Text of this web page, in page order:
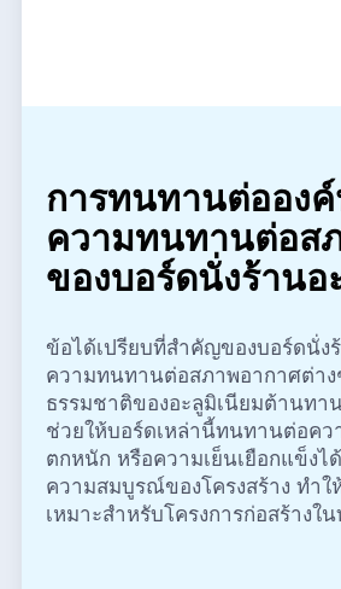
การทนทานต่ออง
ความทนทานต่อส
ของบอร์ดนั่งร้านอ
ข้อได้เปรียบที่สำคัญของบอร์ดนั่ง
ความทนทานต่อสภาพอากาศต่าง
ธรรมชาติของอะลูมิเนียมต้านทา
ช่วยให้บอร์ดเหล่านี้ทนทานต่อค
ตกหนัก หรือความเย็นเยือกแข็งไ
ความสมบูรณ์ของโครงสร้าง ทำใ
เหมาะสำหรับโครงการก่อสร้างใ